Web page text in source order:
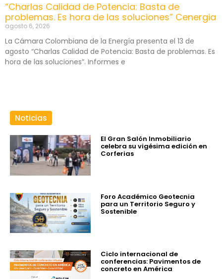
“Charlas Calidad de Potencia: Basta de
problemas. Es hora de las soluciones” Cenergia
agosto 6, 2026
La Cámara Colombiana de la Energía presenta el 13 de
agosto “Charlas Calidad de Potencia: Basta de problemas. Es
hora de las soluciones”. Informes e
Noticias
El Gran Salón Inmobiliario
celebra su vigésima edición en
Corferias
Foro Académico Geotecnia
para un Territorio Seguro y
Sostenible
Ciclo internacional de
conferencias: Pavimentos de
concreto en América